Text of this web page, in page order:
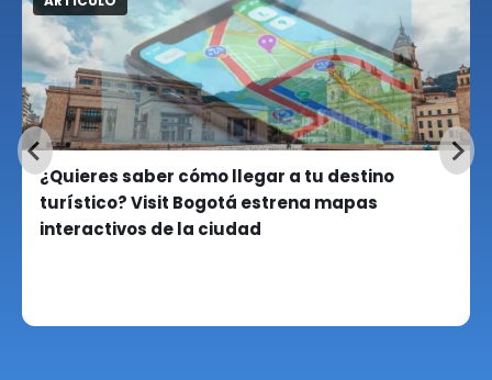
¿Quieres saber cómo llegar a tu destino
turístico? Visit Bogotá estrena mapas
interactivos de la ciudad